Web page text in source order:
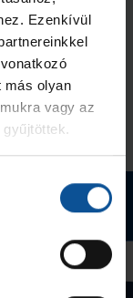
Ezenkívül
más olyan
vagy az